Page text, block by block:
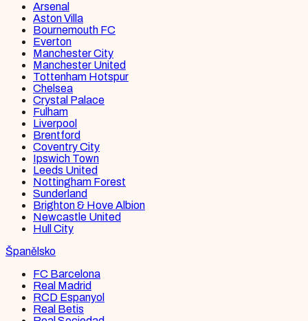
Arsenal
Aston Villa
Bournemouth FC
Everton
Manchester City
Manchester United
Tottenham Hotspur
Chelsea
Crystal Palace
Fulham
Liverpool
Brentford
Coventry City
Ipswich Town
Leeds United
Nottingham Forest
Sunderland
Brighton & Hove Albion
Newcastle United
Hull City
Španělsko
FC Barcelona
Real Madrid
RCD Espanyol
Real Betis